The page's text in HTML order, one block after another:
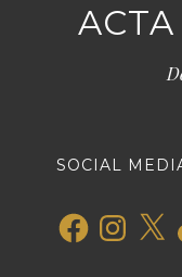
SOCIAL
FacebookInstagram
X